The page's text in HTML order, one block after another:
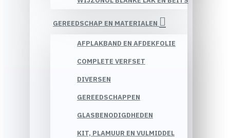
GEREEDSCHAP EN MATERIALEN
AFPLAKBAND EN AFDEKFOLIE
COMPLETE VERFSET
DIVERSEN
GEREEDSCHAPPEN
GLASBENODIGDHEDEN
KIT, PLAMUUR EN VULMIDDEL